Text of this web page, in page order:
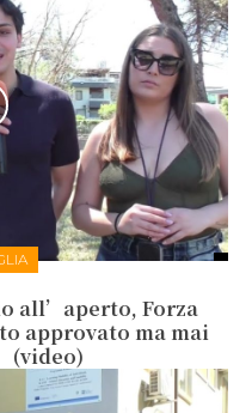
all’aperto, Forza
approvato ma mai
(video)